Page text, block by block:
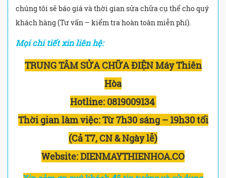
chúng tôi sẽ báo giá và thời gian sửa chữa cụ thể cho quý
khách hàng (Tư vấn – kiểm tra hoàn toàn miễn phí).
Mọi chi tiết xin liên hệ:
TRUNG TÂM SỬA CHỮA ĐIỆN Máy Thiên
Hòa
Hotline: 0819009134
Thời gian làm việc:Từ 7h30 sáng – 19h30 tối
(Cả T7, CN & Ngày lễ)
Website: DIENMAYTHIENHOA.CO